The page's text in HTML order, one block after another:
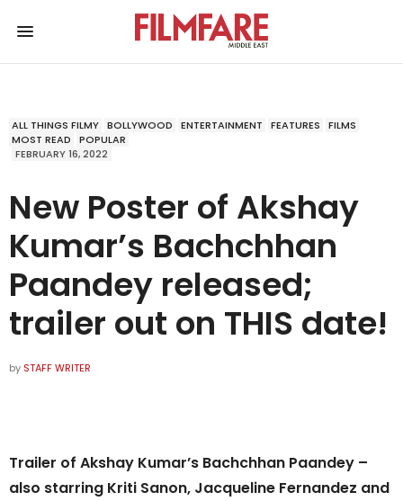
ALL THINGS FILMY BOLLYWOOD ENTERTAINMENT FEATURES
FILMS
MOST READ
POPULAR
FEBRUARY 16, 2022
New Poster of Akshay
Kumar’s Bachchhan
Paandey released;
trailer out on THIS date!
by STAFF WRITER
Trailer of Akshay Kumar’s Bachchhan Paandey –
also starring Kriti Sanon, Jacqueline Fernandez and